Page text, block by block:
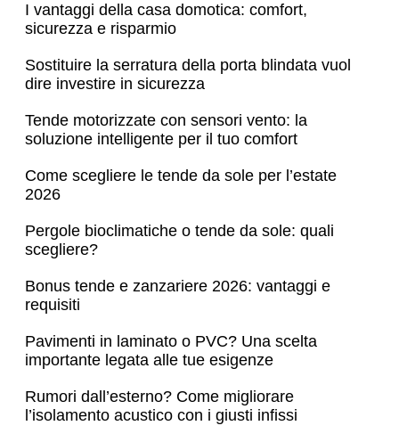
I vantaggi della casa domotica: comfort,
sicurezza e risparmio
Sostituire la serratura della porta blindata vuol
dire investire in sicurezza
Tende motorizzate con sensori vento: la
soluzione intelligente per il tuo comfort
Come scegliere le tende da sole per l’estate
2026
Pergole bioclimatiche o tende da sole: quali
scegliere?
Bonus tende e zanzariere 2026: vantaggi e
requisiti
Pavimenti in laminato o PVC? Una scelta
importante legata alle tue esigenze
Rumori dall’esterno? Come migliorare
l’isolamento acustico con i giusti infissi